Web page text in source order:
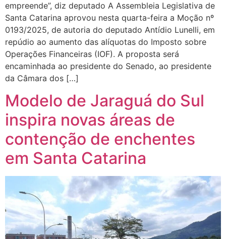
empreende”, diz deputado A Assembleia Legislativa de
Santa Catarina aprovou nesta quarta-feira a Moção nº
0193/2025, de autoria do deputado Antídio Lunelli, em
repúdio ao aumento das alíquotas do Imposto sobre
Operações Financeiras (IOF). A proposta será
encaminhada ao presidente do Senado, ao presidente
da Câmara dos […]
Modelo de Jaraguá do Sul
inspira novas áreas de
contenção de enchentes
em Santa Catarina